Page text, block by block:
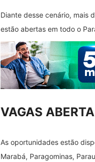
Diante desse cenário, mais
estão abertas em todo o
VAGAS
As oportunidades estão
Marabá, Paragominas,